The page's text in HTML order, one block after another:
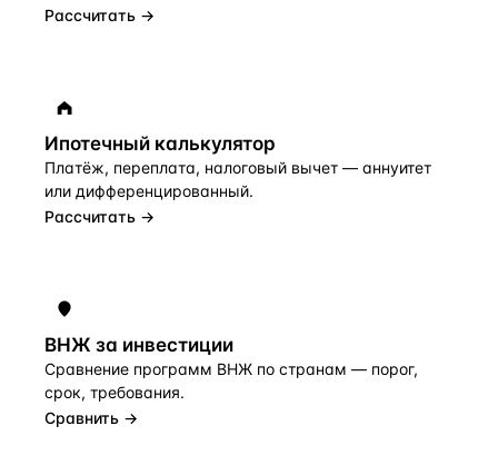
Рассчитать →
Ипотечный калькулятор
Платёж, переплата, налоговый вычет — аннуитет
или дифференцированный.
Рассчитать →
ВНЖ за инвестиции
Сравнение программ ВНЖ по странам — порог,
срок, требования.
Сравнить →